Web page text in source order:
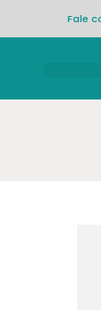
Fale